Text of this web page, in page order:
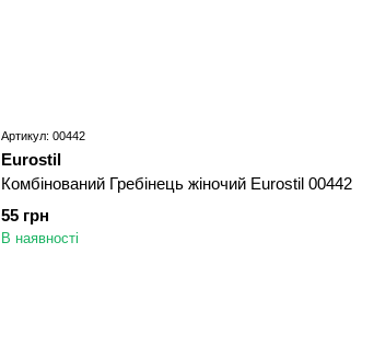
Артикул: 00442
Eurostil
Комбінований Гребінець жіночий Eurostil 00442
55 грн
В наявності